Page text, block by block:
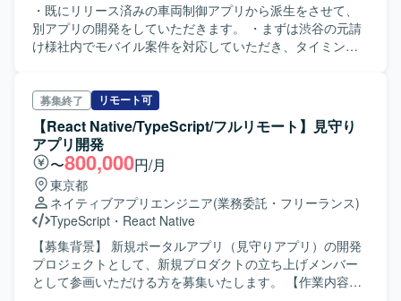
・既にリリース済みの車両制御アプリから派生をさせて、
別アプリの開発をしていただきます。 ・まずは渋谷の元請
け様社内でモバイル案件を対応していただき、タイミング
が難しいです。
募集終了 リモート可
【React Native/TypeScript/フルリモート】見守り
アプリ開発
〜800,000円/月
東京都
ネイティブアプリエンジニア(業務委託・フリーランス)
TypeScript ・ React Native
【募集背景】 新規ポータルアプリ（見守りアプリ）の開発
プロジェクトとして、新規プロダクトの立ち上げメンバー
として参画いただける方を募集いたします。 【作業内容】